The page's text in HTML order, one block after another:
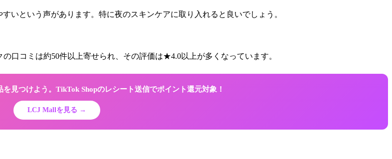
いという声があります。特に夜のスキンケアに取り入れると良いでしょう。
口コミは約50件以上寄せられ、その評価は★4.0以上が多くなっています。
見つけよう。TikTok Shopのレシート送信でポイント還元対象！
LCJ Mallを見る →